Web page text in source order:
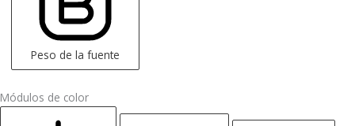
Peso de la fuente
Módulos de color